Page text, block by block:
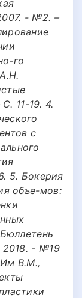
- №2. –
го
11-19. 4.
с
5. Бокерия
объе-мов:
- №19
Им В.М.,